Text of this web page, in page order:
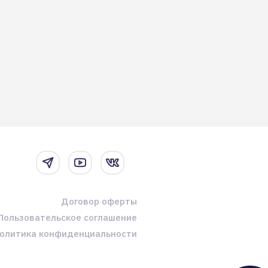
Договор оферты
соглашение
конфиденциальности